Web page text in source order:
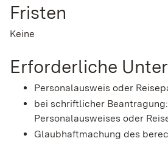
Fristen
Keine
Erforderliche
Personalausweis oder
bei schriftlicher
Personalausweises oder
Glaubhaftmachung des